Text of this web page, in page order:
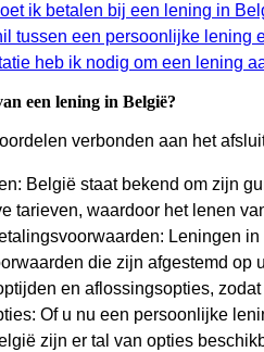
ik betalen bij een lening in
tussen een persoonlijke lening
heb ik nodig om een lening
een lening in België?
verbonden aan het
België staat bekend om zijn
tarieven, waardoor het lenen
Leningen
die zijn afgestemd op
en aflossingsopties,
Of u nu een persoonlijke
zijn er tal van opties